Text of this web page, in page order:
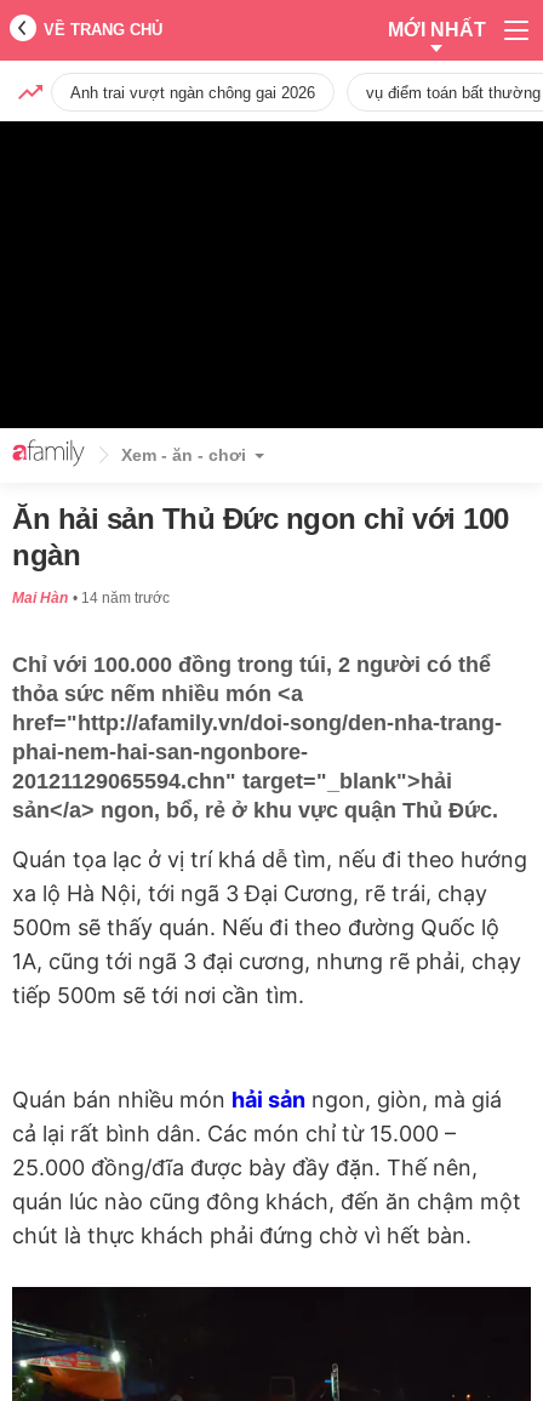
VỀ TRANG CHỦ MỚI NHẤT
Anh trai vượt ngàn chông gai 2026 vụ điểm toán bất
Xem - ăn - chơi
Ăn hải sản Thủ Đức ngon chỉ với 100
ngàn
Mai Hàn 14 năm trước
Chỉ với 100.000 đồng trong túi, 2 người có thể
thỏa sức nếm nhiều món <a
href="http://afamily.vn/doi-song/den-nha-trang-
phai-nem-hai-san-ngonbore-
20121129065594.chn" target="_blank">hải
sản</a> ngon, bổ, rẻ ở khu vực quận Thủ Đức.
Quán tọa lạc ở vị trí khá dễ tìm, nếu đi theo hướng
xa lộ Hà Nội, tới ngã 3 Đại Cương, rẽ trái, chạy
500m sẽ thấy quán. Nếu đi theo đường Quốc lộ
1A, cũng tới ngã 3 đại cương, nhưng rẽ phải, chạy
tiếp 500m sẽ tới nơi cần tìm.
Quán bán nhiều món hải sản ngon, giòn, mà giá
cả lại rất bình dân. Các món chỉ từ 15.000 –
25.000 đồng/đĩa được bày đầy đặn. Thế nên,
quán lúc nào cũng đông khách, đến ăn chậm một
chút là thực khách phải đứng chờ vì hết bàn.